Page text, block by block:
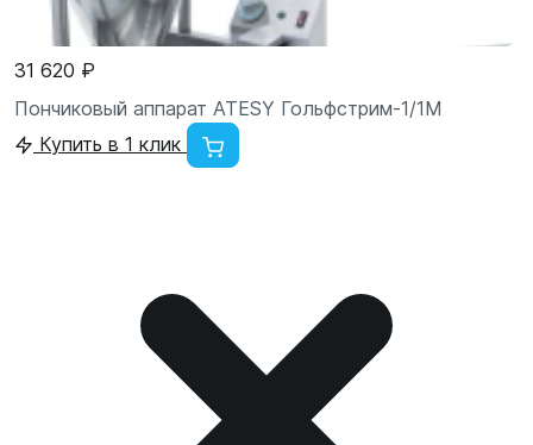
31 620 ₽
Пончиковый аппарат ATESY Гольфстрим-1/1М
Купить в 1 клик